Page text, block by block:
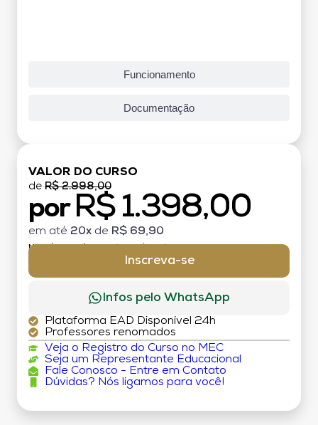
Funcionamento
Documentação
VALOR DO CURSO
de R$ 2.998,00
por R$ 1.398,00
em até 20x de R$ 69,90
MATRÍCULA:
Inscreva-se
Infos pelo WhatsApp
Plataforma EAD Disponível 24h
Professores renomados
Veja o Registro do Curso no MEC
Seja um Representante Educacional
Fale Conosco - Entre em Contato
Dúvidas? Nós ligamos para você!